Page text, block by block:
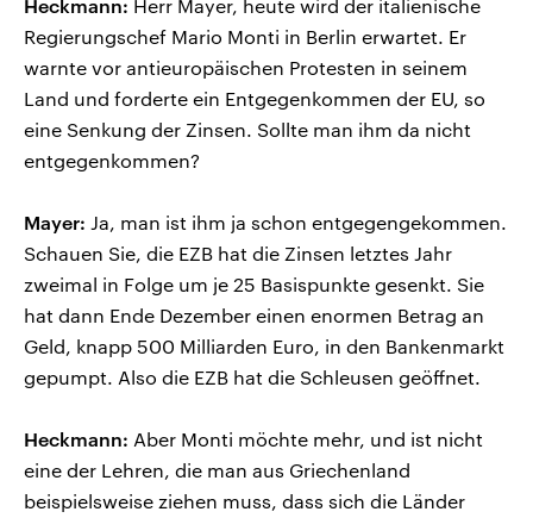
Heckmann: Herr Mayer, heute wird der italienische
Regierungschef Mario Monti in Berlin erwartet. Er
warnte vor antieuropäischen Protesten in seinem
Land und forderte ein Entgegenkommen der EU, so
eine Senkung der Zinsen. Sollte man ihm da nicht
entgegenkommen?
Mayer: Ja, man ist ihm ja schon entgegengekommen.
Schauen Sie, die EZB hat die Zinsen letztes Jahr
zweimal in Folge um je 25 Basispunkte gesenkt. Sie
hat dann Ende Dezember einen enormen Betrag an
Geld, knapp 500 Milliarden Euro, in den Bankenmarkt
gepumpt. Also die EZB hat die Schleusen geöffnet.
Heckmann: Aber Monti möchte mehr, und ist nicht
eine der Lehren, die man aus Griechenland
beispielsweise ziehen muss, dass sich die Länder